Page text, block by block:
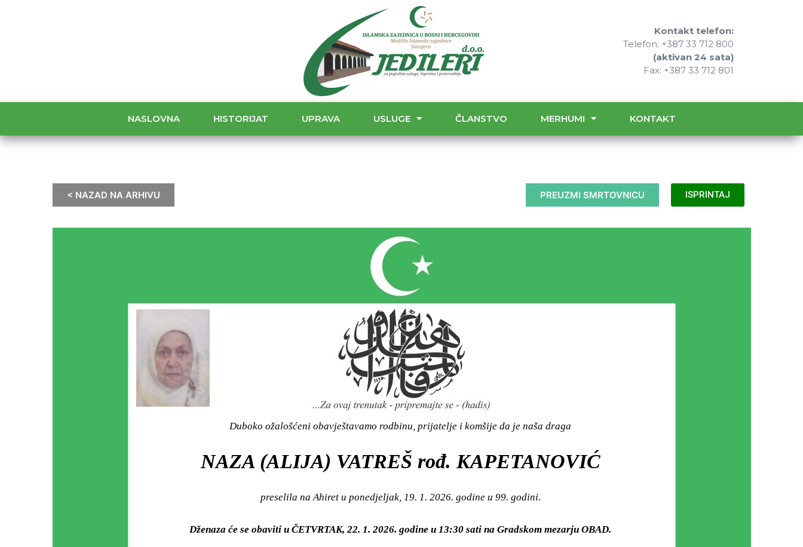
Kontakt telefon:
Telefon: +387 33 712 800
(aktivan 24 sata)
Fax: +387 33 712 801
NASLOVNA HISTORIJAT UPRAVA USLUGE ČLANSTVO MERHUMI KONTAKT
< NAZAD NA ARHIVU PREUZMI SMRTOVNICU ISPRINTAJ
Duboko ožalošćeni obavještavamo rodbinu, prijatelje i komšije da je naša draga
NAZA (ALIJA) VATREŠ rođ. KAPETANOVIĆ
preselila na Ahiret u ponedjeljak, 19. 1. 2026. godine u 99. godini.
Dženaza će se obaviti u ČETVRTAK, 22. 1. 2026. godine u 13:30 sati na Gradskom mezarju OBAD.